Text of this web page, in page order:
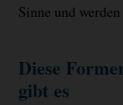
Sinne und
Diese
gibt es